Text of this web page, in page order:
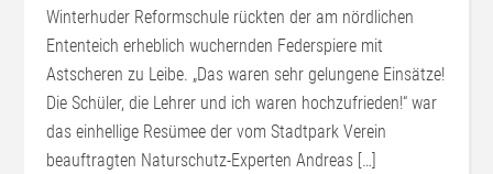
Winterhuder Reformschule rückten der am nördlichen
Ententeich erheblich wuchernden Federspiere mit
Astscheren zu Leibe. „Das waren sehr gelungene Einsätze!
Die Schüler, die Lehrer und ich waren hochzufrieden!“ war
das einhellige Resümee der vom Stadtpark Verein
beauftragten Naturschutz-Experten Andreas […]